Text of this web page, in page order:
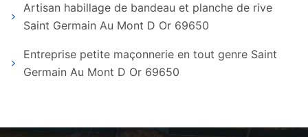
Artisan habillage de bandeau et planche de rive
Saint Germain Au Mont D Or 69650
Entreprise petite maçonnerie en tout genre Saint
Germain Au Mont D Or 69650